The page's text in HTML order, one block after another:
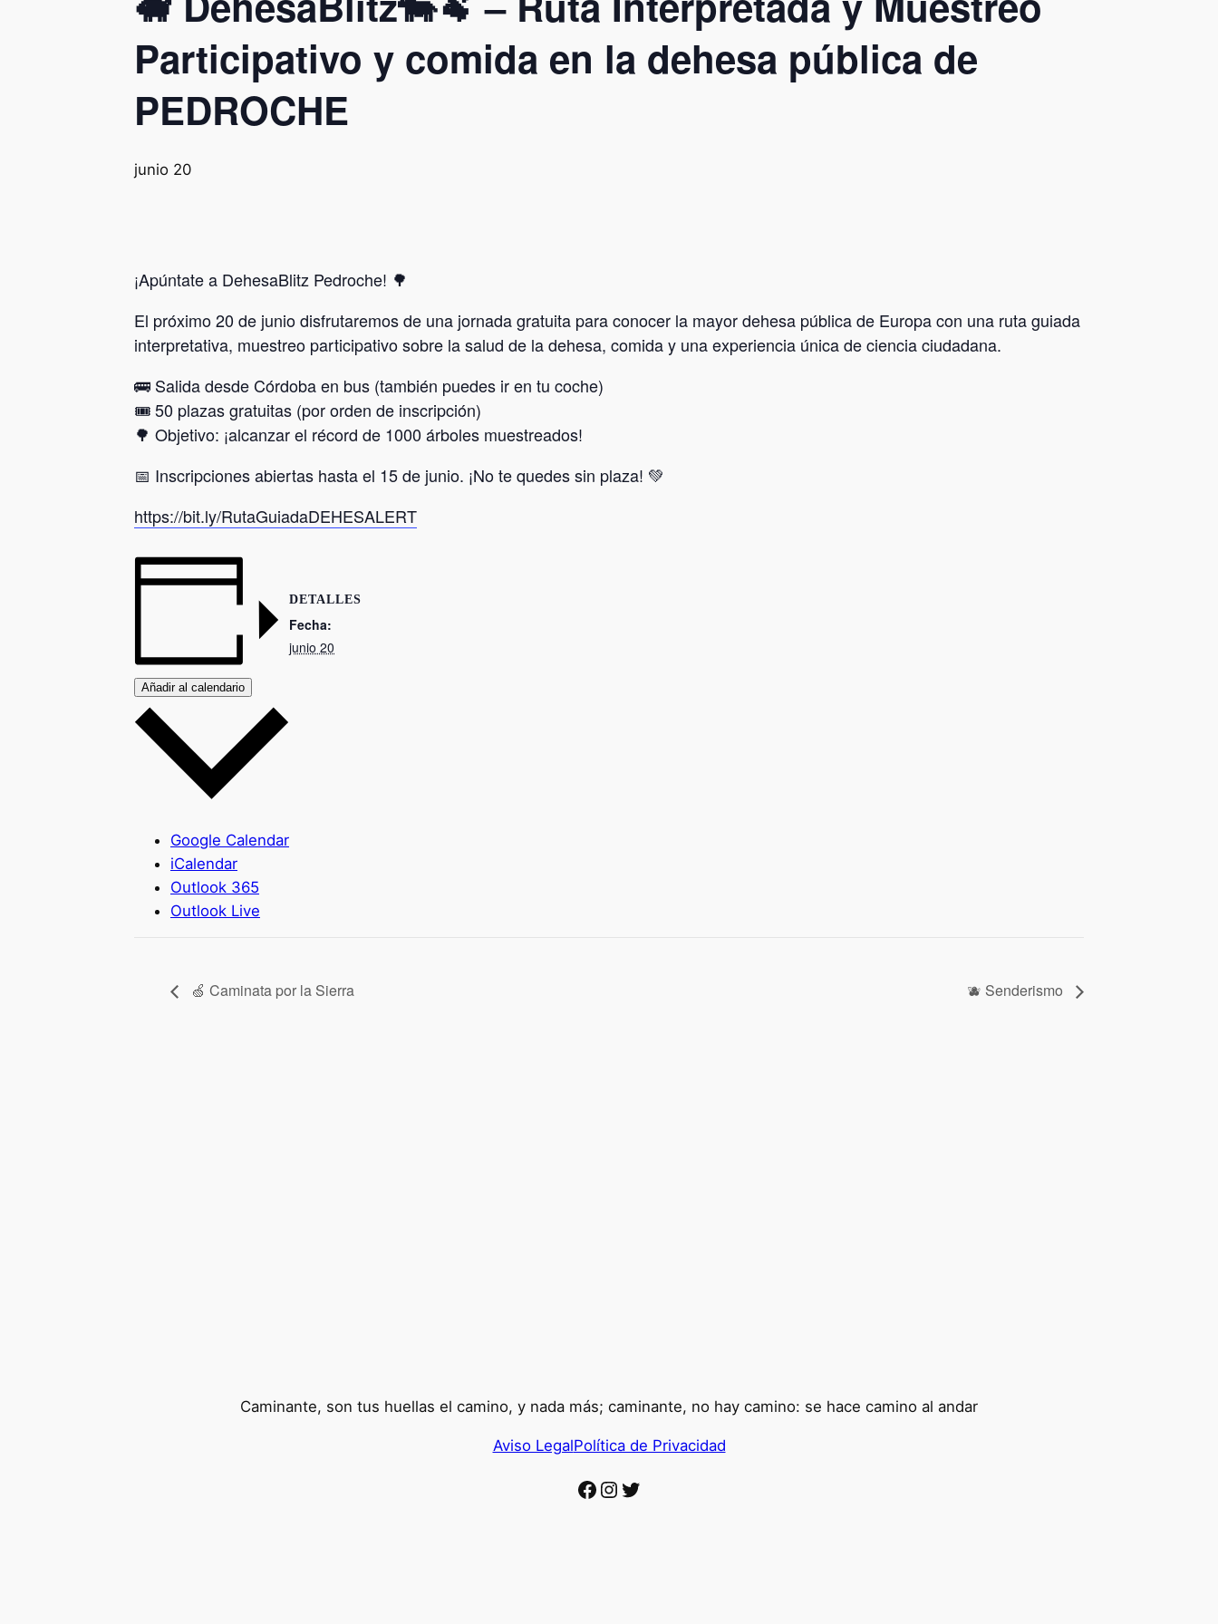
Participativo y comida en la dehesa pública de
PEDROCHE
junio 20
¡Apúntate a DehesaBlitz Pedroche! 🌳
El próximo 20 de junio disfrutaremos de una jornada gratuita para conocer la mayor dehesa pública de Europa con una ruta guiada
interpretativa, muestreo participativo sobre la salud de la dehesa, comida y una experiencia única de ciencia ciudadana.
🚌 Salida desde Córdoba en bus (también puedes ir en tu coche)
🎟️ 50 plazas gratuitas (por orden de inscripción)
🌳 Objetivo: ¡alcanzar el récord de 1000 árboles muestreados!
📅 Inscripciones abiertas hasta el 15 de junio. ¡No te quedes sin plaza! 💚
https://bit.ly/RutaGuiadaDEHESALERT
Añadir al calendario
Google Calendar
iCalendar
Outlook 365
Outlook Live
DETALLES
Fecha:
junio 20
🍏 Caminata por la Sierra 🫐 Senderismo
Caminante, son tus huellas el camino, y nada más; caminante, no hay camino: se hace camino al andar
Aviso LegalPolítica de Privacidad